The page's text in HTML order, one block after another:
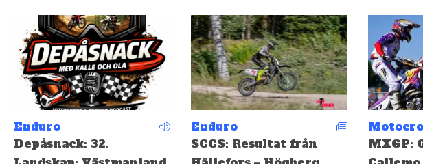
Enduro
SCCS: Resultat från
Motocross
MXGP: Gifting och
EMX: